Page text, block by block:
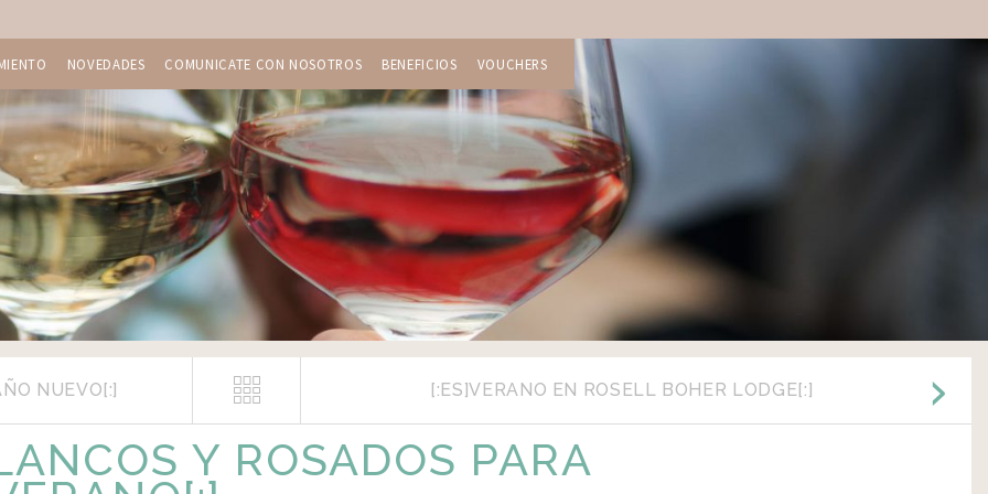
NOVEDADES COMUNICATE CON NOSOTROS BENEFICIOS VOUCHERS
NUEVO[:] [:ES]VERANO EN ROSELL BOHER LODGE[:]
Y ROSADOS PARA